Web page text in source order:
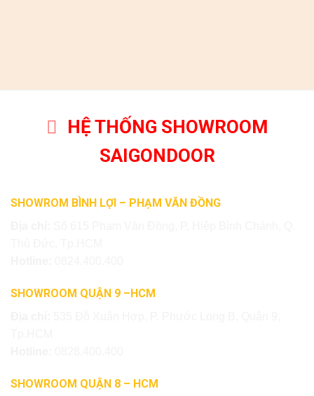
HỆ THỐNG SHOWROOM
SAIGONDOOR
SHOWROM BÌNH LỢI – PHẠM VĂN ĐỒNG
SHOWROOM QUẬN 9 –HCM
SHOWROOM QUẬN 8 – HCM